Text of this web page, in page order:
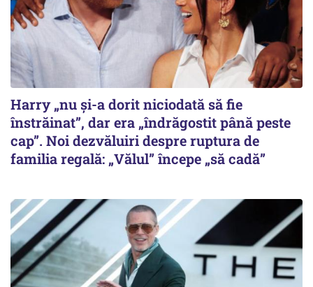
Harry „nu și-a dorit niciodată să fie
înstrăinat”, dar era „îndrăgostit până peste
cap”. Noi dezvăluiri despre ruptura de
familia regală: „Vălul” începe „să cadă”